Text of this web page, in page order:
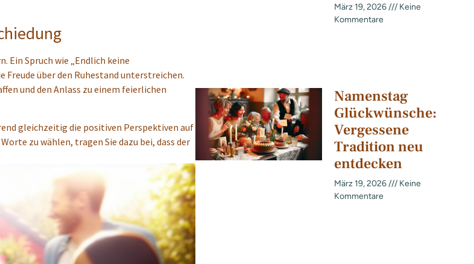
Ein Spruch wie „Endlich keine
über den Ruhestand unterstreichen.
und den Anlass zu einem feierlichen
gleichzeitig die positiven Perspektiven auf
zu wählen, tragen Sie dazu bei, dass der
März 19, 2026
Keine
Kommentare
Namenstag
Glückwünsche:
Vergessene
Tradition neu
entdecken
März 19, 2026
Keine
Kommentare